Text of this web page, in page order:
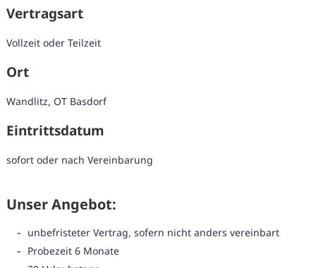
Vertragsart
Vollzeit oder Teilzeit
Ort
Wandlitz, OT Basdorf
Eintrittsdatum
sofort oder nach Vereinbarung
Unser Angebot:
unbefristeter Vertrag, sofern nicht anders vereinbart
Probezeit 6 Monate
Karte anzeigen